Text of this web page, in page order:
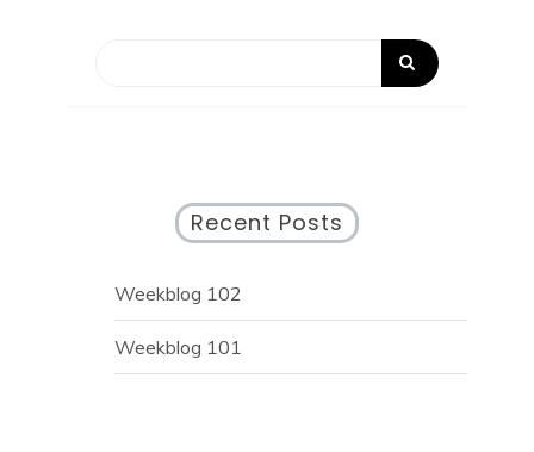
Recent Posts
Weekblog 102
Weekblog 101